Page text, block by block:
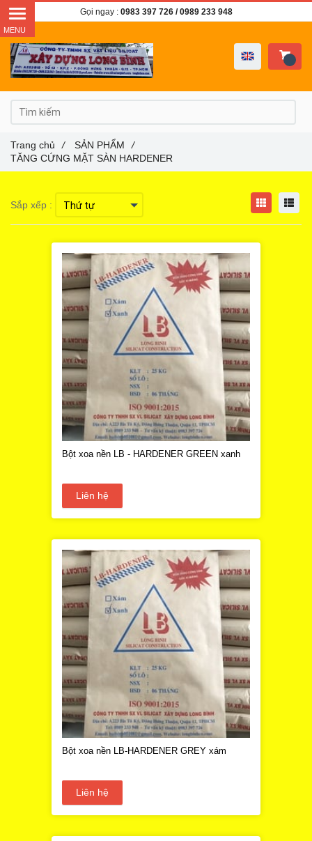
Sắp xếp :
Bột xoa nền LB - HARDENER GREEN xanh
Liên hệ
Bột xoa nền LB-HARDENER GREY xám
Liên hệ
Trang chủ / SẢN PHẨM
/
TĂNG CỨNG MẶT SÀN HARDENER
Gọi ngay : 0983 397 726 / 0989 233 948